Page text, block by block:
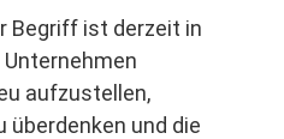
Begriff ist derzeit in
Unternehmen
aufzustellen,
und die